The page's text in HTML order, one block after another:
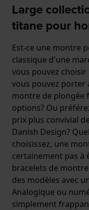
Large
titane pour
Est-ce une montre
classique d'une
vous pouvez
vous pouvez porter
montre de plongée
options? Ou
prix plus convivial
Danish Design?
choisissez, une
certainement pas à
bracelets de
des modèles avec
Analogique ou
simplement